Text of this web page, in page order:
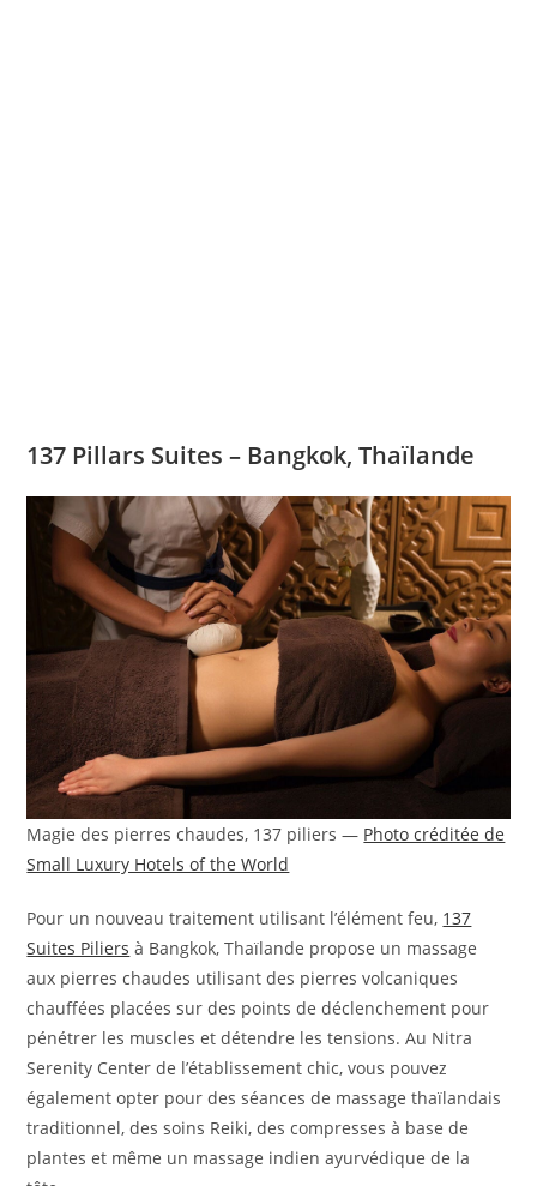
137 Pillars Suites – Bangkok, Thaïlande
Magie des pierres chaudes, 137 piliers — Photo créditée de
Small Luxury Hotels of the World
Pour un nouveau traitement utilisant l’élément feu, 137
Suites Piliers à Bangkok, Thaïlande propose un massage
aux pierres chaudes utilisant des pierres volcaniques
chauffées placées sur des points de déclenchement pour
pénétrer les muscles et détendre les tensions. Au Nitra
Serenity Center de l’établissement chic, vous pouvez
également opter pour des séances de massage thaïlandais
traditionnel, des soins Reiki, des compresses à base de
plantes et même un massage indien ayurvédique de la